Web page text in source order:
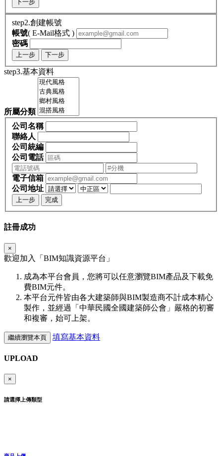
下一步
step2.創建帳號
帳號( E-Mail格式 )
密碼
上一步 下一步
step3.基本資料
所屬分類
公司名稱
聯絡人
公司統編
公司電話
電子信箱
公司地址
上一步 完成
註冊成功
×
歡迎加入「 BIM知識資源平台」
成為本平台會員，您將可以任意瀏覽BIM產品及下載免
費BIM元件。
本平台元件皆由各大建築師與BIM製造商不計成本精心
製作，並經過「中華民國全國建築師公會」嚴格的初審
和複審，始可上架。
繼續瀏覽本頁 填寫基本資料
UPLOAD
×
請選擇上傳類型